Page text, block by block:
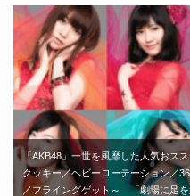
「AKB48」一世を風靡した人気お
クッキー／ヘビーローテーション／
／フライングゲット～ 「劇場に足